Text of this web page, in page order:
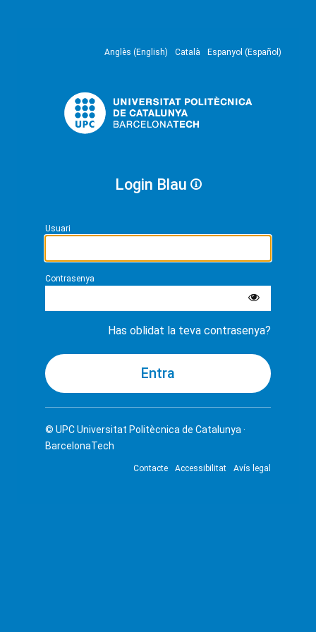
Anglès (English) Català Espanyol (Español)
Login Blau
Usuari
Contrasenya
Has oblidat la teva contrasenya?
© UPCUniversitat Politècnica de Catalunya ·
BarcelonaTech
Contacte Accessibilitat Avís legal